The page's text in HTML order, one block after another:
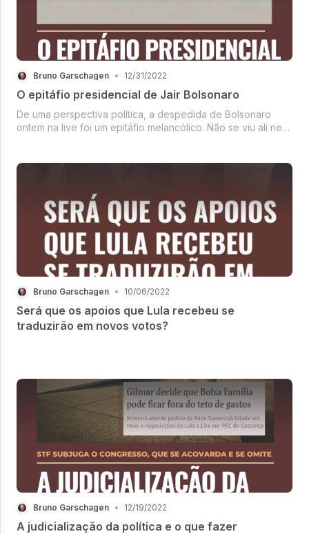
Bruno Garschagen • 12/31/2022
O epitáfio presidencial de Jair Bolsonaro
De uma perspectiva política, a despedida de Bolsonaro
ontem na live foi um epitáfio melancólico. Não se viu ali nem
ao governo Lula...
Bruno Garschagen • 10/06/2022
Será que os apoios que Lula recebeu se
traduzirão em novos votos?
Bruno Garschagen • 12/19/2022
A judicialização da política e o que fazer